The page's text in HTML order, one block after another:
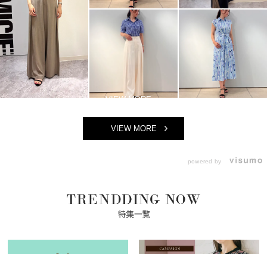
VIEW MORE
powered by